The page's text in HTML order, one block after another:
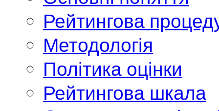
Рейтингова
Методологія
Політика оцінки
Рейтингова шкала